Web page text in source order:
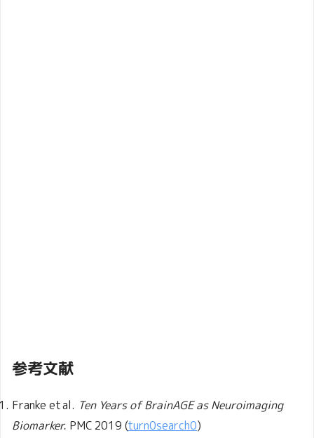
参考文献
Franke et al. Ten Years of BrainAGE as Neuroimaging
Biomarker. PMC 2019 (turn0search0)